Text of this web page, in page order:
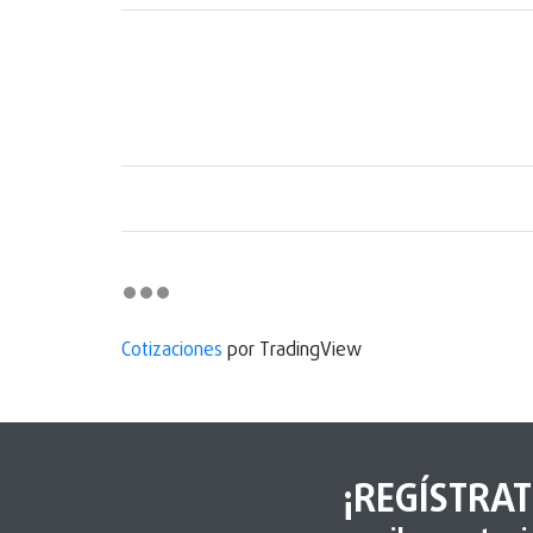
Cotizaciones por TradingView